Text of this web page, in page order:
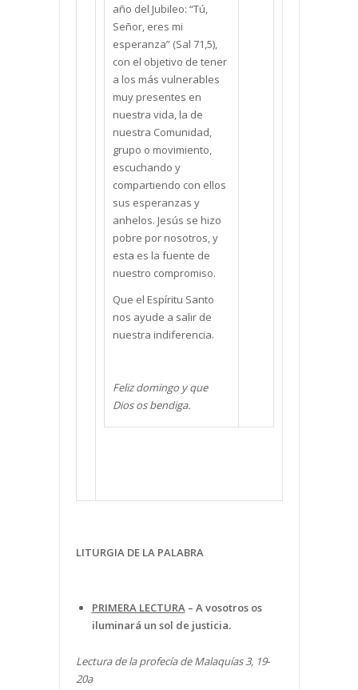
año del Jubileo: “Tú,
Señor, eres mi
esperanza” (Sal 71,5),
con el objetivo de tener
a los más vulnerables
muy presentes en
nuestra vida, la de
nuestra Comunidad,
grupo o movimiento,
escuchando y
compartiendo con ellos
sus esperanzas y
anhelos. Jesús se hizo
pobre por nosotros, y
esta es la fuente de
nuestro compromiso.
Que el Espíritu Santo
nos ayude a salir de
nuestra indiferencia.
Feliz domingo y que
Dios os bendiga.
LITURGIA DE LA PALABRA
PRIMERA LECTURA– A vosotros os
iluminará un sol de justicia.
Lectura de la profecía de Malaquías 3, 19‐
20a